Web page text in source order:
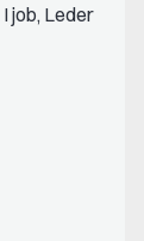
I job, Leder